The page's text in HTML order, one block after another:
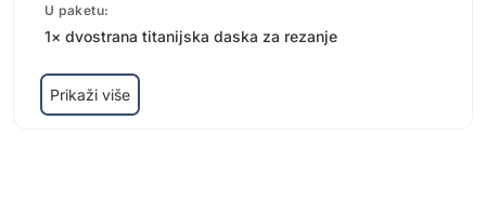
U paketu:
1× dvostrana titanijska daska za rezanje
Prikaži više